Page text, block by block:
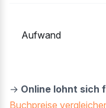
Aufwand
→ Online lohnt sich
Buchpreise